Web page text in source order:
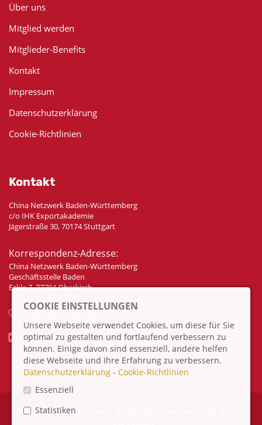
Über uns
Mitglied werden
Mitglieder-Benefits
Kontakt
Impressum
Datenschutzerklärung
Cookie-Richtlinien
Kontakt
China Netzwerk Baden-Württemberg
c/o IHK Exportakademie
Jägerstraße 30, 70174 Stuttgart
Korrespondenz-Adresse:
China Netzwerk Baden-Württemberg
Geschäftsstelle Baden
Eckle 7, 77704 Oberkirch
info@china-bw.net
© 2026 China Netzwerk Baden-Württemberg. Alle Rechte
COOKIE EINSTELLUNGEN
Unsere Webseite verwendet Cookies, um diese für Sie
optimal zu gestalten und fortlaufend verbessern zu
können. Einige davon sind essenziell, andere helfen
diese Webseite und Ihre Erfahrung zu verbessern.
Datenschutzerklärung - Cookie-Richtlinien
Essenziell
Statistiken